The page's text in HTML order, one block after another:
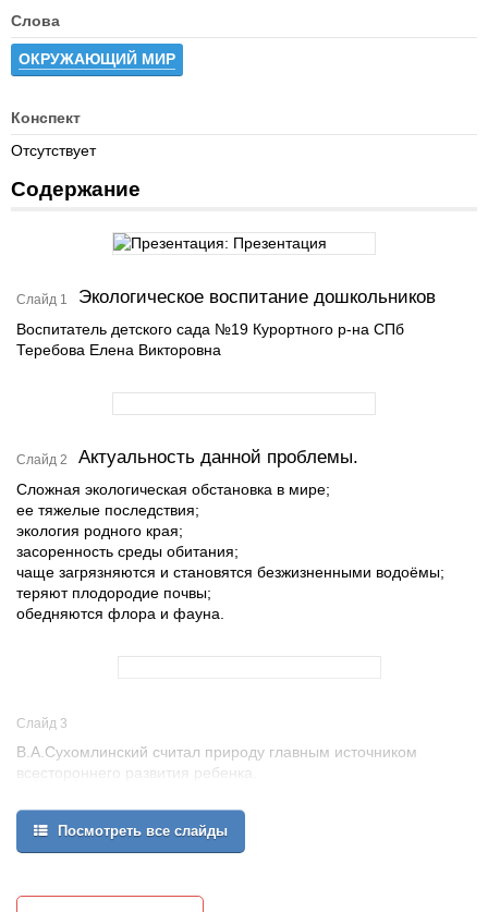
Слова
ОКРУЖАЮЩИЙ МИР
Конспект
Отсутствует
Содержание
Слайд 1 Экологическое воспитание дошкольников
Воспитатель детского сада №19 Курортного р-на СПб
Теребова Елена Викторовна
Слайд 2 Актуальность данной проблемы.
Сложная экологическая обстановка в мире;
ее тяжелые последствия;
экология родного края;
засоренность среды обитания;
чаще загрязняются и становятся безжизненными водоёмы;
теряют плодородие почвы;
обедняются флора и фауна.
Слайд 3
В.А.Сухомлинский считал природу главным источником
всестороннего развития ребенка.
К.Д.Ушинский называл природу великой воспитательницей:
«Побудить в детях живое чувство природы – значит возбудить
влияний».
Посмотреть все слайды